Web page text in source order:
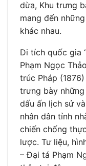
dừa, Khu trưng
mang đến
khác nhau.
Di tích quốc gia
Phạm Ngọc
trúc Pháp
trưng bày
dấu ấn lịch sử
nhân dân tỉnh
chiến chống
lược. Tư liệu,
– Đại tá Phạm